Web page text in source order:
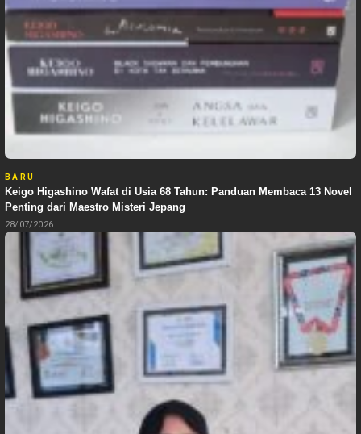
BARU
Keigo Higashino Wafat di Usia 68 Tahun: Panduan Membaca 13 Novel
Penting dari Maestro Misteri Jepang
28/07/2026